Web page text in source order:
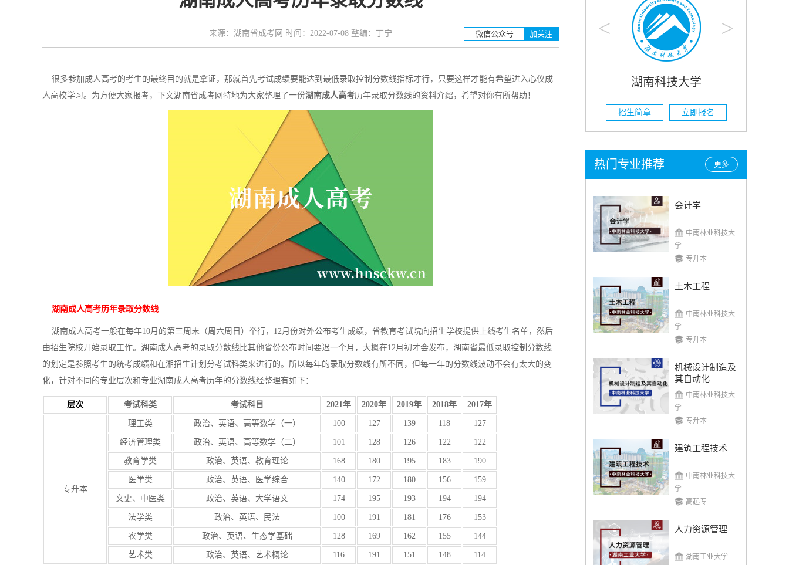
来源：湖南省成考网 时间：2022-07-08 整编：丁宁 微信公众号 加关注
很多参加成人高考的考生的最终目的就是拿证，那就首先考试成绩要能达到最低录取控制分数线指标才行，只要这样才能有希望进入心仪成
人高校学习。为方便大家报考，下文湖南省成考网特地为大家整理了一份湖南成人高考历年录取分数线的资料介绍，希望对你有所帮助！
湖南成人高考历年录取分数线
湖南成人高考一般在每年10月的第三周末（周六周日）举行，12月份对外公布考生成绩，省教育考试院向招生学校提供上线考生名单，然后
由招生院校开始录取工作。湖南成人高考的录取分数线比其他省份公布时间要迟一个月，大概在12月初才会发布，湖南省最低录取控制分数线
的划定是参照考生的统考成绩和在湘招生计划分考试科类来进行的。所以每年的录取分数线有所不同，但每一年的分数线波动不会有太大的变
化，针对不同的专业层次和专业湖南成人高考历年的分数线经整理有如下：
层次 考试科类 考试科目 2021年 2020年 2019年 2018年 2017年
专升本
理工类 政治、英语、高等数学（一） 100 127 139 118 127
经济管理类 政治、英语、高等数学（二） 101 128 126 122 122
教育学类 政治、英语、教育理论 168 180 195 183 190
医学类 政治、英语、医学综合 140 172 180 156 159
文史、中医类 政治、英语、大学语文 174 195 193 194 194
法学类 政治、英语、民法 100 191 181 176 153
农学类 政治、英语、生态学基础 128 169 162 155 144
艺术类 政治、英语、艺术概论 116 191 151 148 114
< >
湖南工业大学
招生简章 立即报名
湖南科技大学 湖南农业大学
招生简章 立即报名
更多
热门专业推荐
会计学
中南林业科技大
学
专升本
土木工程
中南林业科技大
学
专升本
机械设计制造及
其自动化
中南林业科技大
学
专升本
建筑工程技术
中南林业科技大
学
高起专
人力资源管理
湖南工业大学